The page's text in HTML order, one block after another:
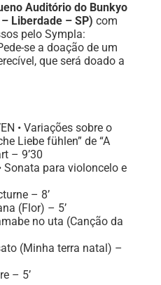
Auditório do Bunkyo
Liberdade – SP) com
pelo Sympla:
se a doação de um
que será doado a
• Variações sobre o
Liebe fühlen” de “A
– 9’30
Sonata para violoncelo e
– 8’
(Flor) – 5’
no uta (Canção da
(Minha terra natal) –
– 5’